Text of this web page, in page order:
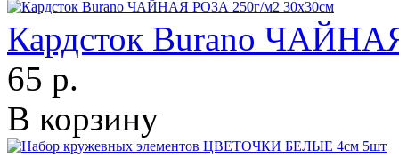
Кардсток Burano
65 р.
В корзину